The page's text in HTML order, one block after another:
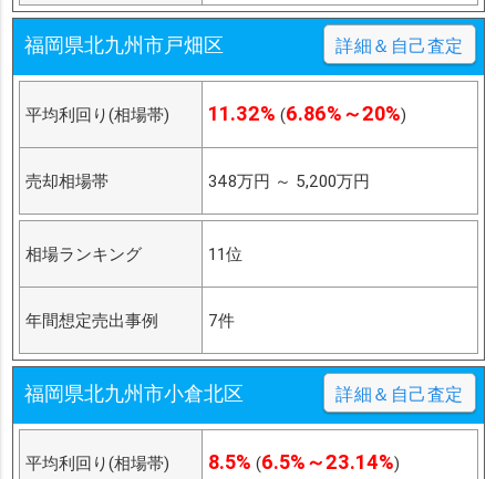
福岡県北九州市戸畑区 詳細＆自己査定
平均利回り(相場帯) 11.32% (6.86%～20%)
売却相場帯 348万円 ～ 5,200万円
相場ランキング 11位
年間想定売出事例 7件
福岡県北九州市小倉北区 詳細＆自己査定
平均利回り(相場帯) 8.5% (6.5%～23.14%)